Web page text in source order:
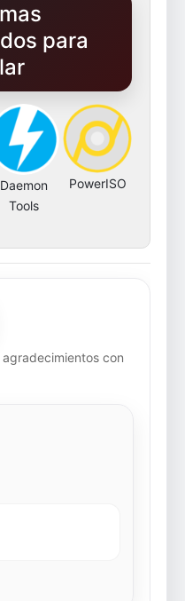
para
Daemon
Tools
PowerISO
con